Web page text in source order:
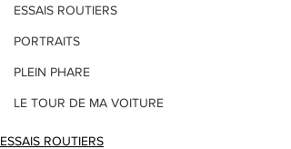
ESSAIS ROUTIERS
PORTRAITS
PLEIN PHARE
LE TOUR DE MA VOITURE
ESSAIS ROUTIERS